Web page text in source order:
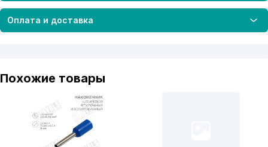
Оплата и доставка
Похожие товары